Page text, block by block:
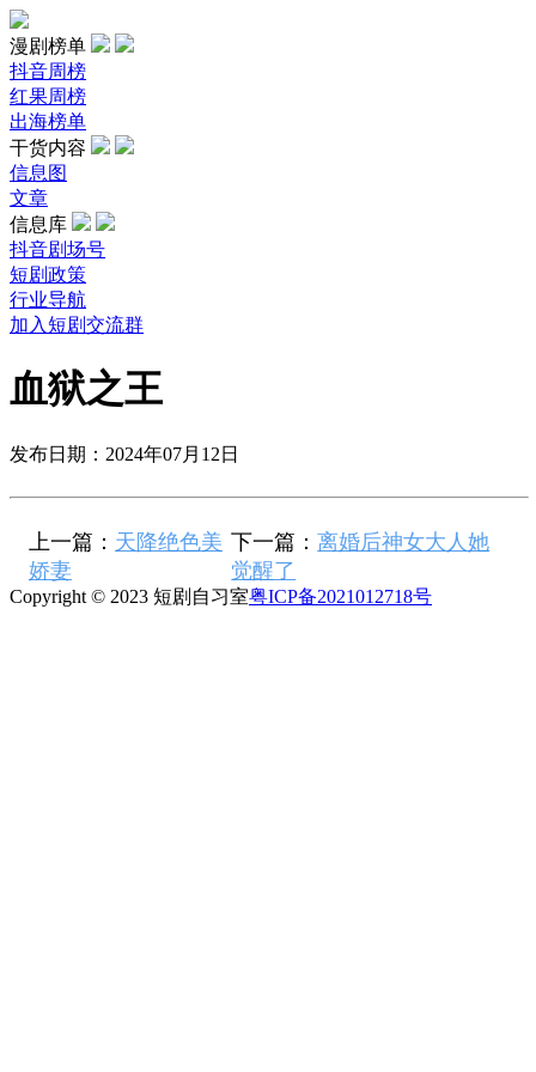
漫剧榜单
抖音周榜
红果周榜
出海榜单
干货内容
信息图
文章
信息库
抖音剧场号
短剧政策
行业导航
加入短剧交流群
血狱之王
发布日期：2024年07月12日
上一篇： 天降绝色美
娇妻
下一篇：离婚后神女大人她
觉醒了
Copyright © 2023 短剧自习室粤ICP备2021012718号